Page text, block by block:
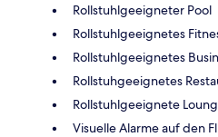
Rollstuhlgeeigneter Pool
Rollstuhlgeeignetes
Rollstuhlgeeignetes
Rollstuhgeeignetes
Rollstuhlgeeignete
Visuelle Alarme auf den